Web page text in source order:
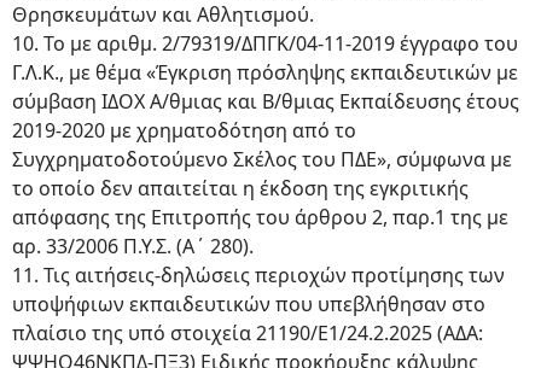
Θρησκευμάτων και Αθλητισμού.
10. Το με αριθμ. 2/79319/ΔΠΓΚ/04-11-2019 έγγραφο του
Γ.Λ.Κ., με θέμα «Έγκριση πρόσληψης εκπαιδευτικών με
σύμβαση ΙΔΟΧ Α/θμιας και Β/θμιας Εκπαίδευσης έτους
2019-2020 με χρηματοδότηση από το
Συγχρηματοδοτούμενο Σκέλος του ΠΔΕ», σύμφωνα με
το οποίο δεν απαιτείται η έκδοση της εγκριτικής
απόφασης της Επιτροπής του άρθρου 2, παρ.1 της με
αρ. 33/2006 Π.Υ.Σ. (Α΄ 280).
11. Τις αιτήσεις-δηλώσεις περιοχών προτίμησης των
υποψήφιων εκπαιδευτικών που υπεβλήθησαν στο
πλαίσιο της υπό στοιχεία 21190/Ε1/24.2.2025 (ΑΔΑ:
ΨΨΗΟ46ΝΚΠΔ-ΠΞ3) Ειδικής προκήρυξης κάλυψης